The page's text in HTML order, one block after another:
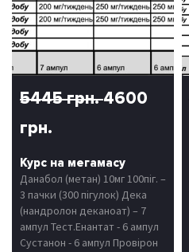
5445 грн.4600
грн.
Курс на мегамасу
Данабол (метан) 10мг 100піг. –
3 пачки (300 пігулок) Дека
(нандролон деканоат) – 7
ампул Тест.Енантат - 6 ампул
Сустанон - 6 ампул Провірон